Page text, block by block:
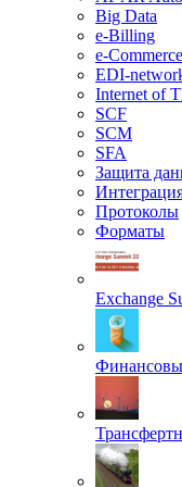
Big Data
e-Billing
e-Commerce
EDI-
Internet of
SCF
SCM
SFA
Защита
Протоколы
Форматы
Exchange